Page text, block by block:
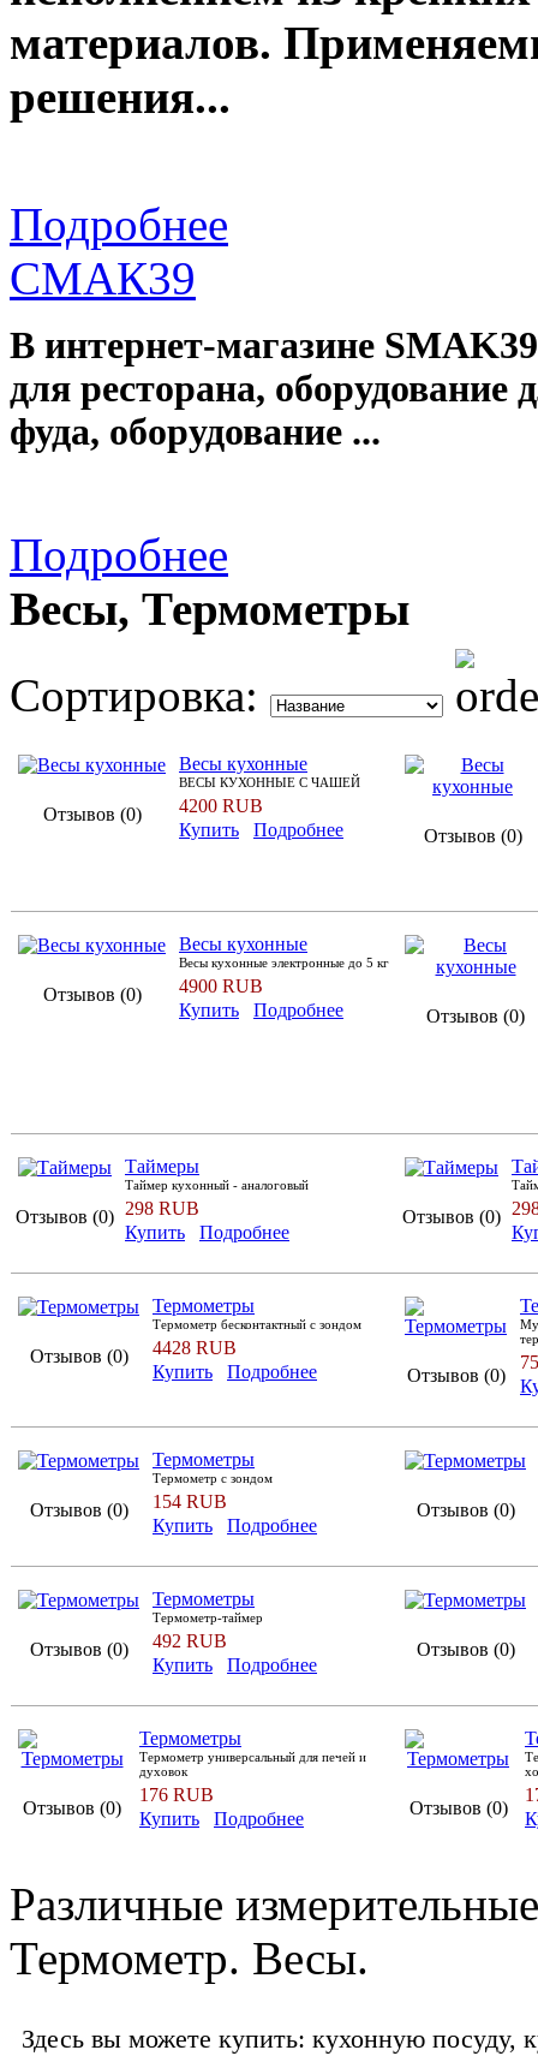
материалов.
решения...
Подробнее
СМАК39
В интернет-магазине
для ресторана, оборудование
фуда, оборудование ...
Подробнее
Весы, Термометры
Сортировка:
Отзывов (0)
Весы кухонные
ВЕСЫ КУХОННЫЕ С ЧАШЕЙ
4200 RUB
Купить
Подробнее Отзывов (0)
Отзывов (0)
Весы кухонные
Весы кухонные электронные до 5 кг
4900 RUB
Купить
Подробнее Отзывов (0)
Отзывов (0)
Таймеры
Таймер кухонный - аналоговый
298 RUB
Купить
Подробнее
Отзывов (0)
Отзывов (0)
Термометры
Термометр бесконтактный с зондом
4428 RUB
Купить
Подробнее Отзывов (0)
Отзывов (0)
Термометры
Термометр с зондом
154 RUB
Купить
Подробнее
Отзывов (0)
Отзывов (0)
Термометры
Термометр-таймер
492 RUB
Купить
Подробнее
Отзывов (0)
Отзывов (0)
Термометры
Термометр универсальный для печей и
духовок
176 RUB
Купить
Подробнее
Отзывов (0)
Различные
Термометр. Весы.
Здесь вы можете купить: кухонную посуду,